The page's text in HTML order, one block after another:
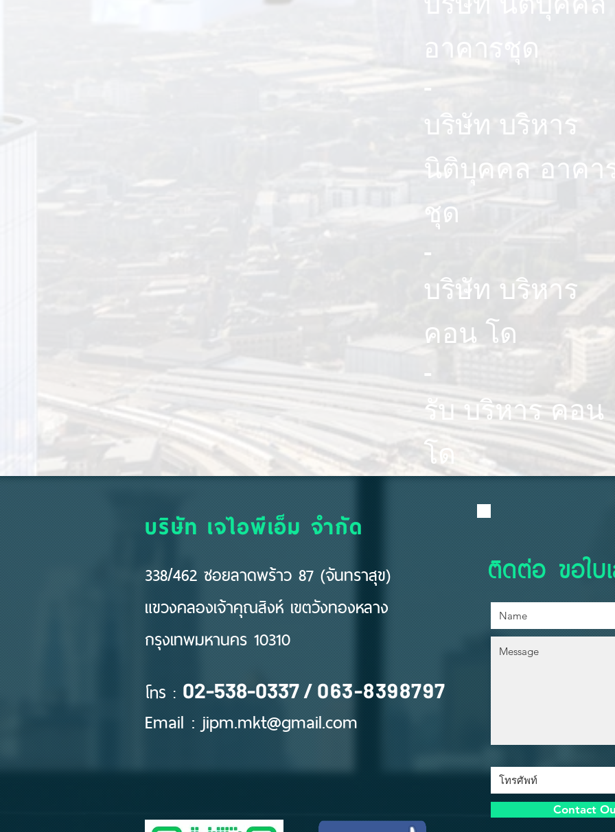
อาคารชุด
-
บริษัท บริหาร
นิติบุคคล อาคา
ชุด
-
บริษัท บริหาร
คอน โด
-
รับ บริหาร คอน
โด
บริษัท เจไอพีเอ็ม จำกัด
338/462 ซอยลาดพร้าว 87 (จันทราสุข)
แขวงคลองเจ้าคุณสิงห์ เขตวังทองหลาง
กรุงเทพมหานคร 10310
โทร : 02-538-0337 / 063-8398797
Email : jipm.mkt@gmail.com
ติดต่อ ขอใบ
Contact